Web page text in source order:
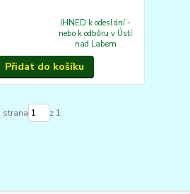
IHNED k odeslání -
nebo k odběru v Ústí
nad Labem
Přidat do košíku
strana z 1